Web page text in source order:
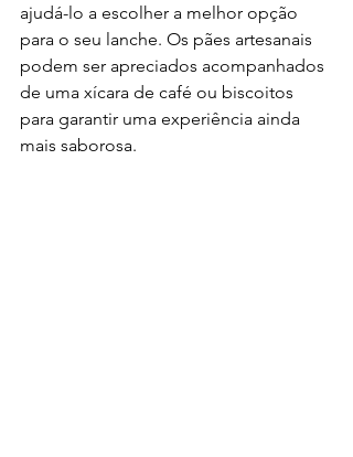
ajudá-lo a escolher a melhor opção
para o seu lanche. Os pães artesanais
podem ser apreciados acompanhados
de uma xícara de café ou biscoitos
para garantir uma experiência ainda
mais saborosa.